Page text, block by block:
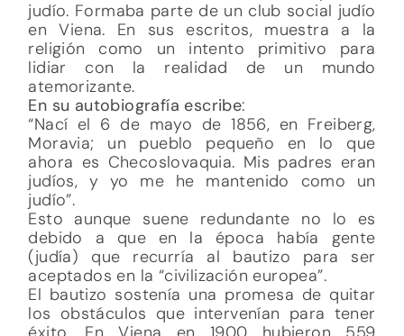
judío. Formaba parte de un club social judío
en Viena. En sus escritos, muestra a la
religión como un intento primitivo para
lidiar con la realidad de un mundo
atemorizante.
En su autobiografía escribe:
“Nací el 6 de mayo de 1856, en Freiberg,
Moravia; un pueblo pequeño en lo que
ahora es Checoslovaquia. Mis padres eran
judíos, y yo me he mantenido como un
judío”.
Esto aunque suene redundante no lo es
debido a que en la época había gente
(judía) que recurría al bautizo para ser
aceptados en la “civilización europea”.
El bautizo sostenía una promesa de quitar
los obstáculos que intervenían para tener